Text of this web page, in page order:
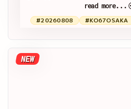
read more...
#20260808 #KO67OSAKA
NEW